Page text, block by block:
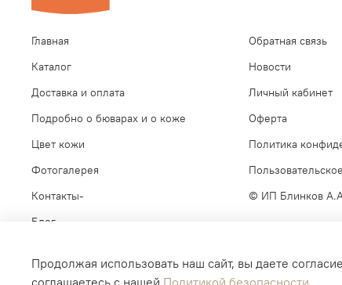
Главная
Каталог
Доставка и оплата
Подробно о бюварах и о коже
Цвет кожи
Фотогалерея
Контакты-
Блог
Обратная связь
Новости
Личный кабинет
Оферта
Политика
© ИП Блинков
Продолжая использовать наш сайт, вы даете